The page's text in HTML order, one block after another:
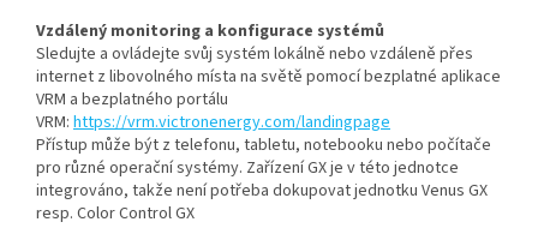
Vzdálený monitoring a konfigurace systémů
Sledujte a ovládejte svůj systém lokálně nebo vzdáleně přes
internet z libovolného místa na světě pomocí bezplatné aplikace
VRM a bezplatného portálu
VRM: https://vrm.victronenergy.com/landingpage
Přístup může být z telefonu, tabletu, notebooku nebo počítače
pro různé operační systémy. Zařízení GX je v této jednotce
integrováno, takže není potřeba dokupovat jednotku Venus GX
resp. Color Control GX